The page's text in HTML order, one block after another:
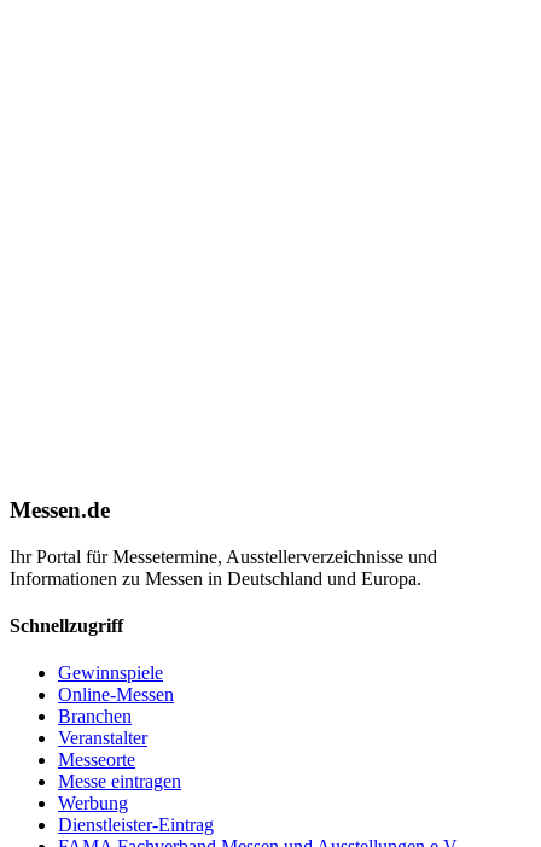
Messen.de
Ihr Portal für Messetermine, Ausstellerverzeichnisse und
Informationen zu Messen in Deutschland und Europa.
Schnellzugriff
Gewinnspiele
Online-Messen
Branchen
Veranstalter
Messeorte
Messe eintragen
Werbung
Dienstleister-Eintrag